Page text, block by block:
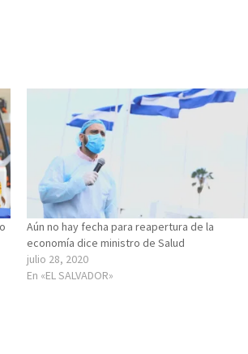
Aún no hay fecha para reapertura de la
economía dice ministro de Salud
julio 28, 2020
En «EL SALVADOR»